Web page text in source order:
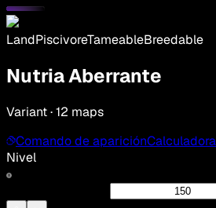
LandPiscivoreTameableBreedable
Nutria Aberrante
Variant · 12 maps
Comando de aparición
Nivel